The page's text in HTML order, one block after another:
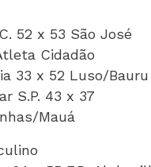
52 x 53 São José
Cidadão
33 x 52 Luso/Bauru
S.P. 43 x 37
Mauá